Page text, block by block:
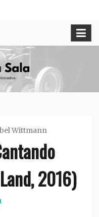
Wittmann
2016)